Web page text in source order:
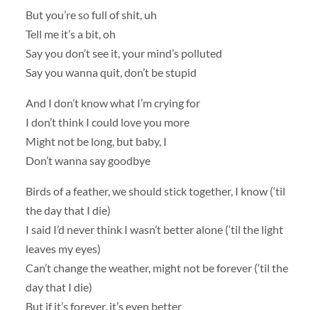
But you’re so full of shit, uh
Tell me it’s a bit, oh
Say you don’t see it, your mind’s polluted
Say you wanna quit, don’t be stupid
And I don’t know what I’m crying for
I don’t think I could love you more
Might not be long, but baby, I
Don’t wanna say goodbye
Birds of a feather, we should stick together, I know (‘til
the day that I die)
I said I’d never think I wasn’t better alone (‘til the light
leaves my eyes)
Can’t change the weather, might not be forever (‘til the
day that I die)
But if it’s forever, it’s even better